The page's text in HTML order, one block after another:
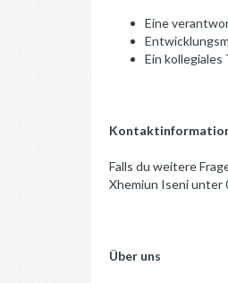
Eine
Ein
Falls du weitere
Xhemiun Iseni unter
Über uns